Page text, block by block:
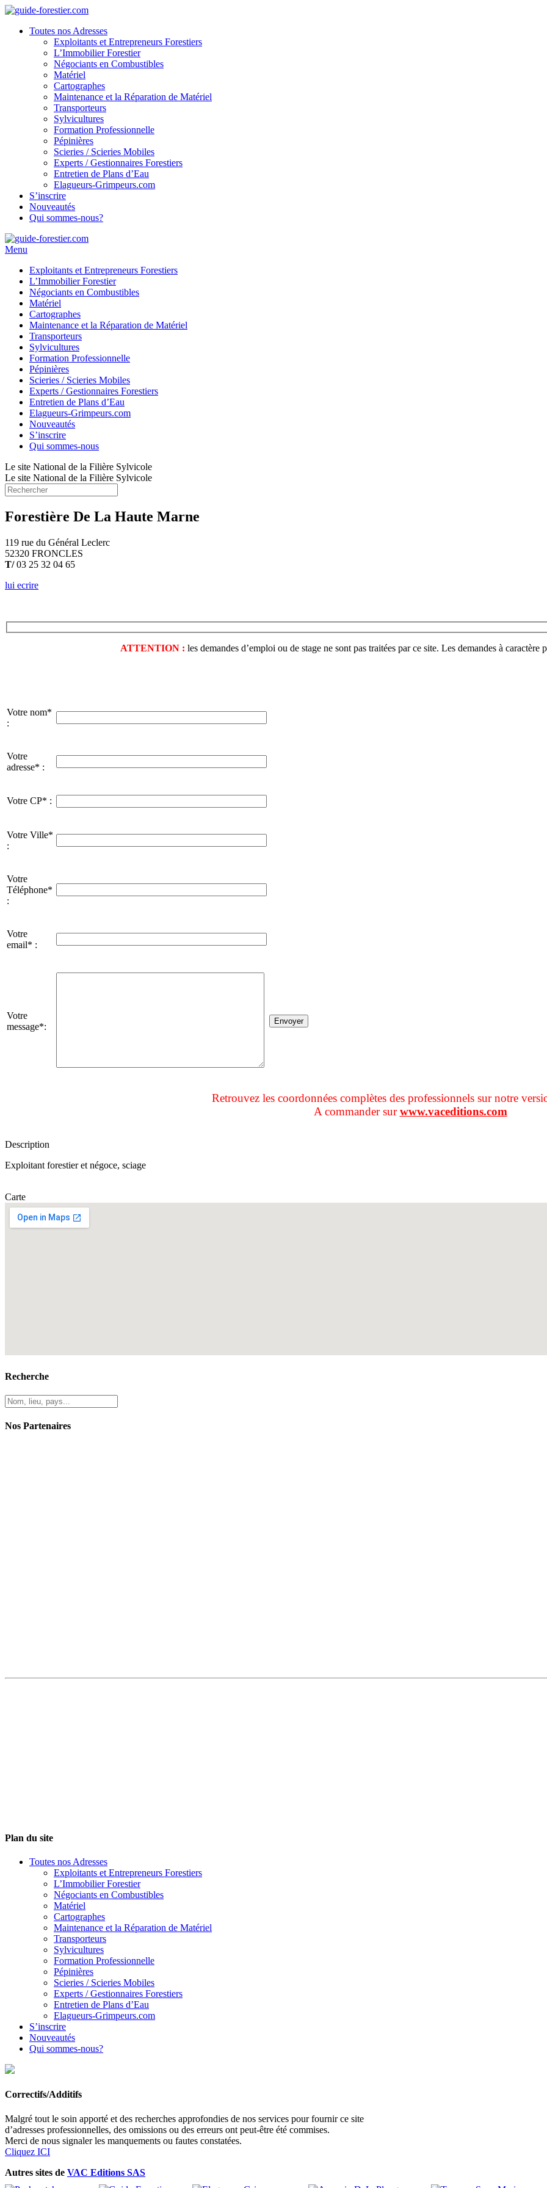
Toutes nos Adresses
Exploitants et Entrepreneurs Forestiers
L’Immobilier Forestier
Négociants en Combustibles
Matériel
Cartographes
Maintenance et la Réparation de Matériel
Transporteurs
Sylvicultures
Formation Professionnelle
Pépinières
Scieries / Scieries Mobiles
Experts / Gestionnaires Forestiers
Entretien de Plans d’Eau
Elagueurs-Grimpeurs.com
S’inscrire
Nouveautés
Qui sommes-nous?
Menu
Exploitants et Entrepreneurs Forestiers
L’Immobilier Forestier
Négociants en Combustibles
Matériel
Cartographes
Maintenance et la Réparation de Matériel
Transporteurs
Sylvicultures
Formation Professionnelle
Pépinières
Scieries / Scieries Mobiles
Experts / Gestionnaires Forestiers
Entretien de Plans d’Eau
Elagueurs-Grimpeurs.com
Nouveautés
S’inscrire
Qui sommes-nous
Le site National de la Filière Sylvicole
Le site National de la Filière Sylvicole
Forestière De La Haute Marne
119 rue du Général Leclerc
52320 FRONCLES
T/03 25 32 04 65
lui ecrire
ATTENTION : les demandes d’emploi ou de stage ne sont pas traitées par ce site. Les demandes à caractère
Votre nom*
:
Votre
adresse* :
Votre CP* :
Votre Ville*
:
Votre
Téléphone*
:
Votre
email* :
Votre
message*:
Retrouvez les coordonnées complètes des professionnels sur notre
A commander surwww.vaceditions.com
Description
Exploitant forestier et négoce, sciage
Carte
Recherche
Nos Partenaires
Plan du site
Toutes nos Adresses
Exploitants et Entrepreneurs Forestiers
L’Immobilier Forestier
Négociants en Combustibles
Matériel
Cartographes
Maintenance et la Réparation de Matériel
Transporteurs
Sylvicultures
Formation Professionnelle
Pépinières
Scieries / Scieries Mobiles
Experts / Gestionnaires Forestiers
Entretien de Plans d’Eau
Elagueurs-Grimpeurs.com
S’inscrire
Nouveautés
Qui sommes-nous?
Correctifs/Additifs
Malgré tout le soin apporté et des recherches approfondies de nos services pour fournir ce site
d’adresses professionnelles, des omissions ou des erreurs ont peut-être été commises.
Merci de nous signaler les manquements ou fautes constatées.
Cliquez ICI
Autres sites de VAC Editions SAS